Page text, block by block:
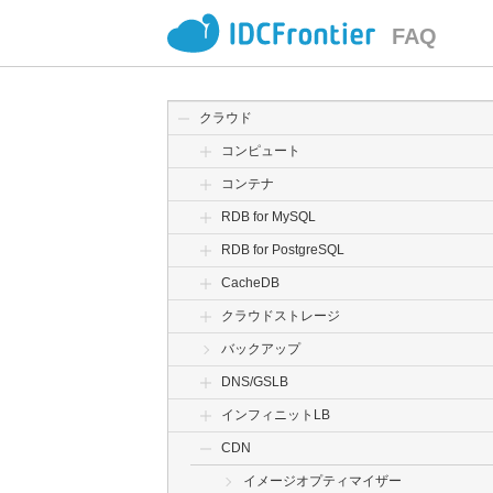
FAQ
クラウド
コンピュート
コンテナ
RDB for MySQL
RDB for PostgreSQL
CacheDB
クラウドストレージ
バックアップ
DNS/GSLB
インフィニットLB
CDN
イメージオプティマイザー